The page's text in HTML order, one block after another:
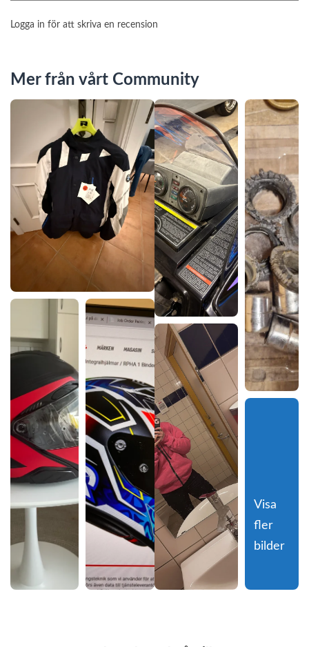
Logga in för att skriva en recension
Mer från vårt Community
Visa
fler
bilder